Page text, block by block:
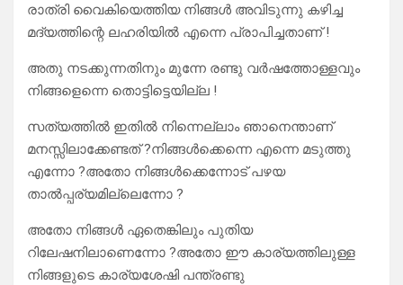
രാത്രി വൈകിയെത്തിയ നിങ്ങൾ അവിടുന്നു കഴിച്ച
മദ്യത്തിന്റെ ലഹരിയിൽ എന്നെ പ്രാപിച്ചതാണ് !
അതു നടക്കുന്നതിനും മുന്നേ രണ്ടു വർഷത്തോള്ളവും
നിങ്ങളെന്നെ തൊട്ടിട്ടെയില്ല !
സത്യത്തിൽ ഇതിൽ നിന്നെല്ലാം ഞാനെന്താണ്
മനസ്സിലാക്കേണ്ടത് ?നിങ്ങൾക്കെന്നെ എന്നെ മടുത്തു
എന്നോ ?അതോ നിങ്ങൾക്കെന്നോട് പഴയ
താൽപ്പര്യമില്ലെന്നോ ?
അതോ നിങ്ങൾ ഏതെങ്കിലും പുതിയ
റിലേഷനിലാണെന്നോ ?അതോ ഈ കാര്യത്തിലുള്ള
നിങ്ങളുടെ കാര്യശേഷി പന്ത്രണ്ടു